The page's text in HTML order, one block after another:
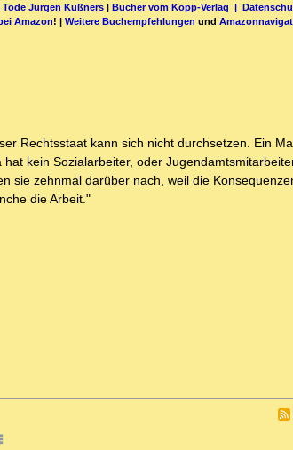
Tode Jürgen Küßners| Bücher vom Kopp-Verlag |
Amazon! | Weitere Buchempfehlungen und
Rechtsstaat kann sich nicht durchsetzen. Ein
kein Sozialarbeiter, oder
sie zehnmal darüber nach, weil die
die Arbeit."